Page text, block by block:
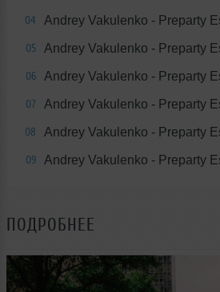
04 Andrey Vakulenko - Preparty
05 Andrey Vakulenko - Preparty
06 Andrey Vakulenko - Preparty
07 Andrey Vakulenko - Preparty
08 Andrey Vakulenko - Preparty
09 Andrey Vakulenko - Preparty
ПОДРОБНЕЕ